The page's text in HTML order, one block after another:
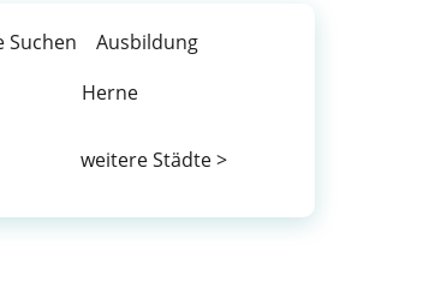
Suchen
Ausbildung
Herne
weitere Städte >